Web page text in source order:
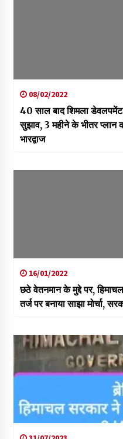
08/02/2022
40 साल बाद शिमला डेवलपमेंट
सुझाव, 3 महीने के भीतर
भारद्वाज
16/01/2022
छठे वेतनमान के मुद्दे पर,
तर्ज पर बनाया साझा मोर्चा,